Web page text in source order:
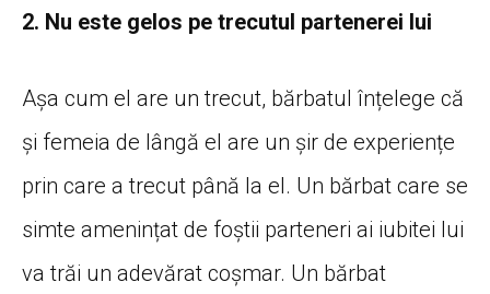
2. Nu este gelos pe trecutul partenerei lui
Așa cum el are un trecut, bărbatul înțelege că
și femeia de lângă el are un șir de experiențe
prin care a trecut până la el. Un bărbat care se
simte amenințat de foștii parteneri ai iubitei lui
va trăi un adevărat coșmar. Un bărbat